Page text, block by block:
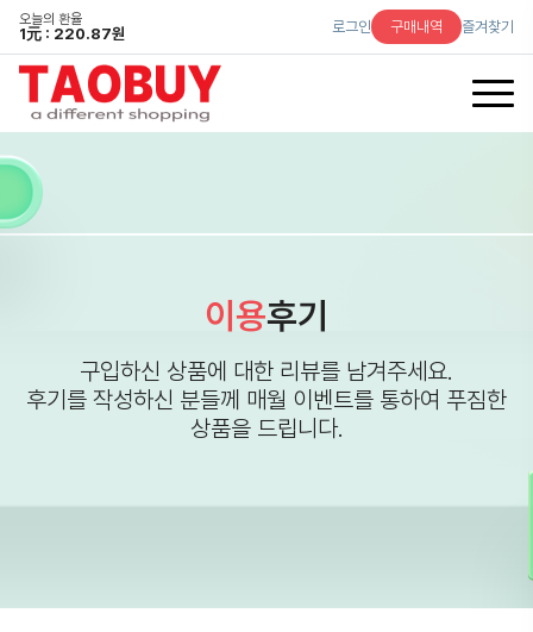
오늘의 환율
1元 : 220.87원 로그인 구매내역 즐겨찾기
이용후기
구입하신 상품에 대한 리뷰를 남겨주세요.
후기를 작성하신 분들께 매월 이벤트를 통하여 푸짐한
상품을 드립니다.